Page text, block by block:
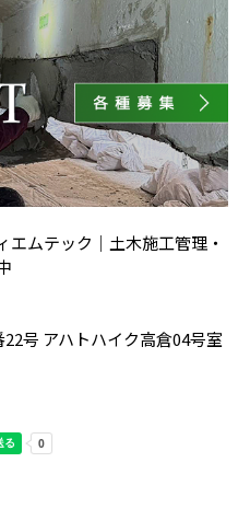
ムテック｜土木施工管理・
号 アハトハイク高倉04号室